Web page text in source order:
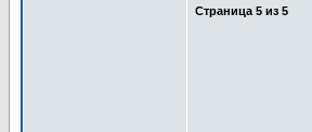
Страница 5 из 5